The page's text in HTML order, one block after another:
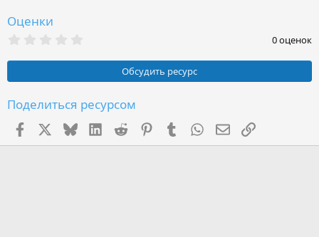
Оценки
0
з
ё
з
д
0 оценок
Обсудить ресурс
Поделиться ресурсом
FacebookX (Twitter)
BlueskyLinkedInReddit PinterestTumblr WhatsApp
Электронная
Ссылка